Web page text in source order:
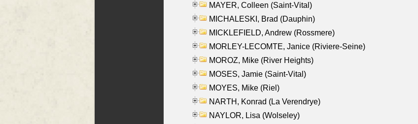
MAYER, Colleen (Saint-Vital)
MICHALESKI, Brad (Dauphin)
MICKLEFIELD, Andrew (Rossmere)
MORLEY-LECOMTE, Janice (Riviere-Seine)
MOROZ, Mike (River Heights)
MOSES, Jamie (Saint-Vital)
MOYES, Mike (Riel)
NARTH, Konrad (La Verendrye)
NAYLOR, Lisa (Wolseley)